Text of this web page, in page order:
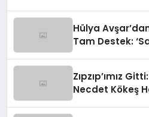
Hülya
Tam Destek:
Zıpzıp’ımız
Necdet Kökeş